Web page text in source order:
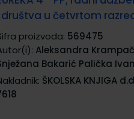
društva u četvrtom
proizvoda: 569475
Aleksandra
Bakarić Palička
ŠKOLSKA KNJIGA